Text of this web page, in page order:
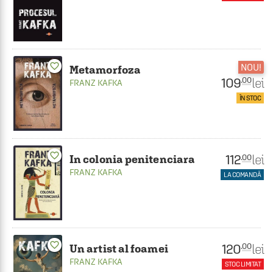
favorite_border Metamorfoza
FRANZ KAFKA
NOU!
109.00 lei
ÎN STOC
favorite_border In colonia penitenciara
FRANZ KAFKA
112.00 lei
LA COMANDĂ
favorite_border Un artist al foamei
FRANZ KAFKA
120.00 lei
STOC LIMITAT